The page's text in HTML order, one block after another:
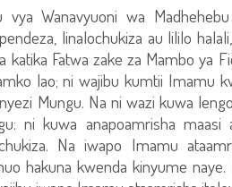
vya Wanavyuoni wa
linalochukiza au lililo
katika Fatwa zake za Mambo ya
lao; ni wajibu kumtii Imamu
Mungu. Na ni wazi kuwa
ni kuwa anapoamrisha
Na iwapo Imamu
hakuna kwenda kinyume